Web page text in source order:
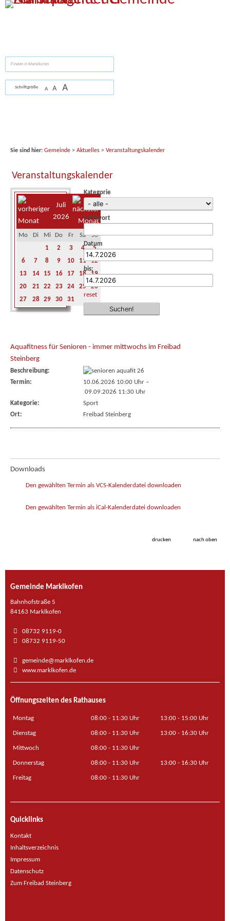
Zum Inhalt,zur Navigationoderzur Startseitespringen.
Schriftgröße A A A
Sie sind hier: Gemeinde> Aktuelles> Veranstaltungskalender
Veranstaltungskalender
Juli
2026
Mo Di Mi Do Fr Sa
So
1
2 3 4
5
6
7 8 9 10 11
12
13
14 15 16 17 18
19
20
21 22 23 24 25
26
27
28 29 30 31
Kategorie
Suchwort
Datum
bis:
reset
Aquafitness für Senioren - immer mittwochs im Freibad
Steinberg
Beschreibung:
Termin:
10.06.2026 10:00 Uhr–
09.09.2026 11:30 Uhr
Kategorie:
Sport
Ort:
Freibad Steinberg
Downloads
Den gewählten Termin als VCS-Kalenderdatei downloaden
Den gewählten Termin als iCal-Kalenderdatei downloaden
drucken nach oben
Gemeinde Marklkofen
Bahnhofstraße 5
84163 Marklkofen
08732 9119-0
08732 9119-50
gemeinde@marklkofen.de
www.marklkofen.de
Öffnungszeiten des Rathauses
Montag 08:00 - 11:30 Uhr 13:00 - 15:00 Uhr
Dienstag 08:00 - 11:30 Uhr 13:00 - 16:30 Uhr
Mittwoch 08:00 - 11:30 Uhr
Donnerstag 08:00 - 11:30 Uhr 13:00 - 16:30 Uhr
Freitag 08:00 - 11:30 Uhr
Quicklinks
Kontakt
Inhaltsverzeichnis
Impressum
Datenschutz
Zum Freibad Steinberg